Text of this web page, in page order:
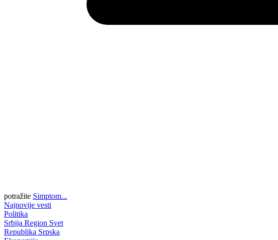
potražite Simptom...
Najnovije vesti
Politika
Srbija Region Svet
Republika Srpska